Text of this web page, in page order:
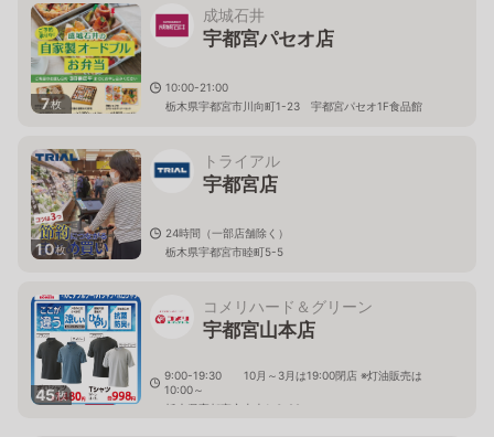
7枚
成城石井
宇都宮パセオ店
10:00-21:00
栃木県宇都宮市川向町1-23 宇都宮パセオ1F食品館
10枚
トライアル
宇都宮店
24時間（一部店舗除く）
栃木県宇都宮市睦町5-5
45枚
コメリハード＆グリーン
宇都宮山本店
9:00-19:30 10月～3月は19:00閉店 ※灯油販売は
10:00～
栃木県宇都宮市山本1-3-28